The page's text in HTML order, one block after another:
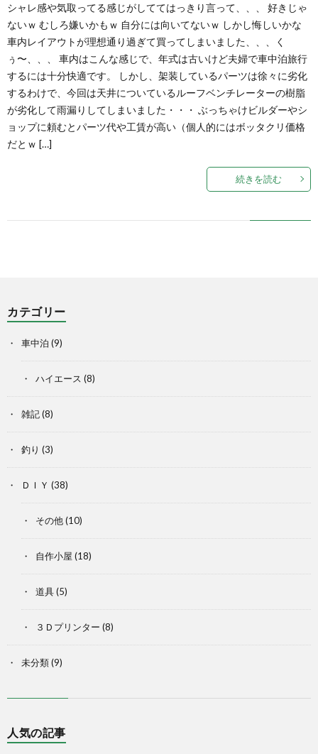
シャレ感や気取ってる感じがしててはっきり言って、、、 好きじゃ
ないｗ むしろ嫌いかもｗ 自分には向いてないｗ しかし悔しいかな
車内レイアウトが理想通り過ぎて買ってしまいました、、、く
ぅ〜、、、 車内はこんな感じで、年式は古いけど夫婦で車中泊旅行
するには十分快適です。 しかし、架装しているパーツは徐々に劣化
するわけで、今回は天井についているルーフベンチレーターの樹脂
が劣化して雨漏りしてしまいました・・・ ぶっちゃけビルダーやシ
ョップに頼むとパーツ代や工賃が高い（個人的にはボッタクリ価格
だとｗ […]
続きを読む
カテゴリー
車中泊 (9)
ハイエース (8)
雑記(8)
釣り (3)
ＤＩＹ (38)
その他(10)
自作小屋 (18)
道具(5)
３Ｄプリンター (8)
未分類(9)
人気の記事